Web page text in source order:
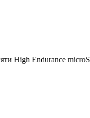
High Endurance